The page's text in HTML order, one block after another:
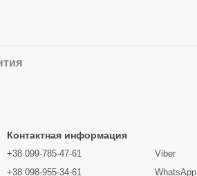
Контактная информация
+38 099-785-47-61
+38 098-955-34-61
Viber
WhatsApp